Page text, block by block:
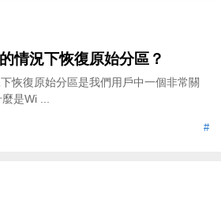
情況下恢復原始分區？
恢復原始分區是我們用戶中一個非常關
是Wi ...
#